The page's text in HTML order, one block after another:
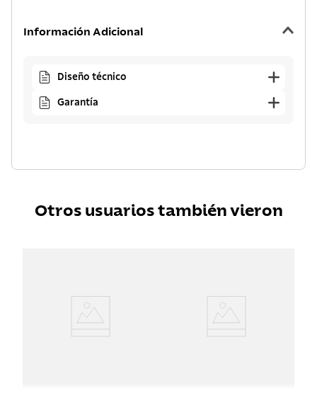
Información Adicional
Diseño técnico
Garantía
Otros usuarios también vieron